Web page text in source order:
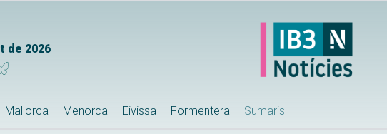
de 2026
Mallorca Menorca Eivissa Formentera Sumaris